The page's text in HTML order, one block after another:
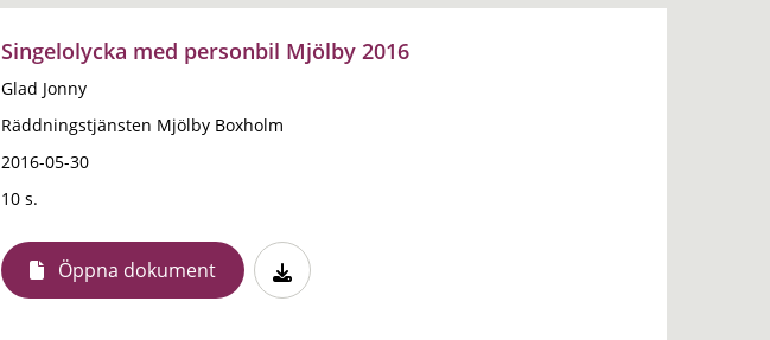
Singelolycka med personbil Mjölby 2016
Glad Jonny
Räddningstjänsten Mjölby Boxholm
2016-05-30
10 s.
Öppna dokument